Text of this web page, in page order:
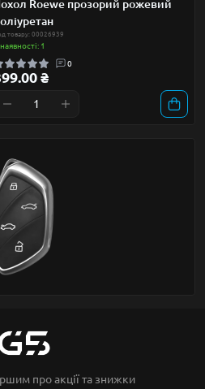
Roewe прозорий рожевий
товару: 00026939
1
0
₴
про акції та знижки